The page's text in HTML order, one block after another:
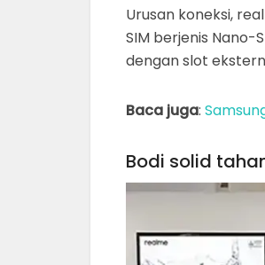
Urusan koneksi,
SIM berjenis Nano-
dengan slot
Baca juga:
Bodi solid